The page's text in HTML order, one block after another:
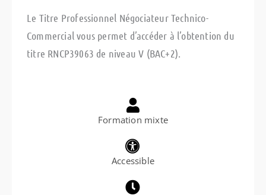
Le Titre Professionnel Négociateur Technico-
Commercial vous permet d’accéder à l’obtention du
titre RNCP39063 de niveau V (BAC+2).
Formation mixte
Accessible